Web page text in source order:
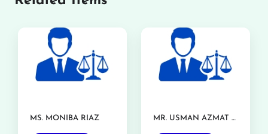
MS. MONIBA RIAZ MR. USMAN AZMAT CHOUDERY